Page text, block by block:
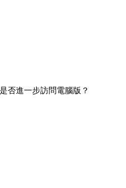
否進一步訪問電腦版？